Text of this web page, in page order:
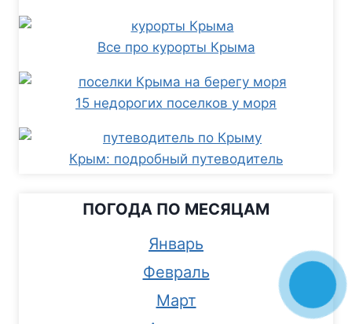
Все про курорты Крыма
15 недорогих поселков у моря
Крым: подробный путеводитель
ПОГОДА ПО МЕСЯЦАМ
Январь
Февраль
Март